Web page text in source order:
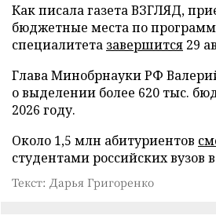
Как писала газета ВЗГЛЯД,
бюджетные места по
специалитета завершится 29
Глава Минобрнауки РФ
о выделении более 620 тыс.
2026 году.
Около 1,5 млн абитуриентов
студентами российских вузов
Текст: Дарья Григоренко